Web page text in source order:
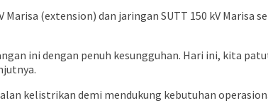
(extension) dan jaringan SUTT 150 kV Marisa
ini dengan penuh kesungguhan. Hari ini, kita
kelistrikan demi mendukung kebutuhan